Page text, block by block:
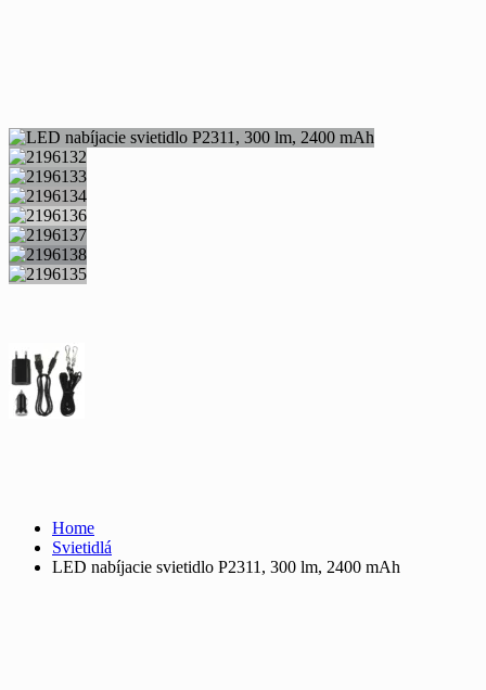
Home
Svietidlá
LED nabíjacie svietidlo P2311, 300 lm, 2400 mAh